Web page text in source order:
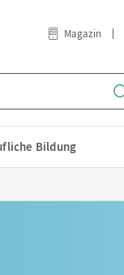
Magazin
Bildung